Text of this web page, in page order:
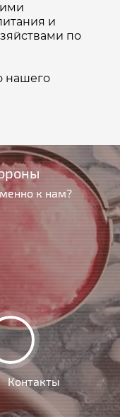
и
по
нашего
к нам?
Контакты